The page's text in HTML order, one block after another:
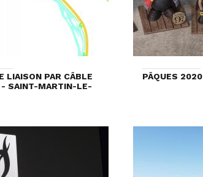
LIAISON PAR CÂBLE
- SAINT-MARTIN-LE-
PÂQUES 2020